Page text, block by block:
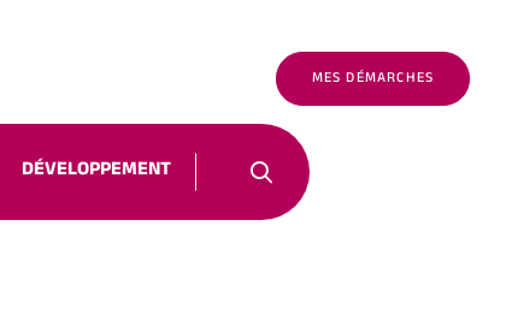
MES DÉMARCHES
DÉVELOPPEMENT